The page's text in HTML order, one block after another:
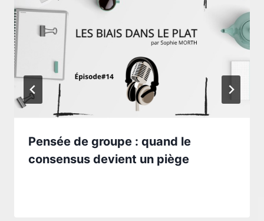
Pensée de groupe : quand le
consensus devient un piège